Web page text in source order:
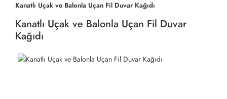
Kanatlı Uçak ve Balonla Uçan Fil Duvar Kağıdı
Kanatlı Uçak ve Balonla Uçan Fil Duvar
Kağıdı